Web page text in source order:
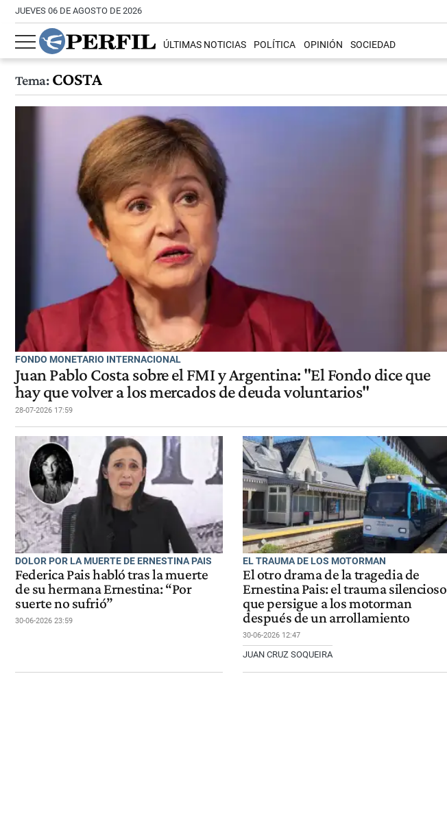
JUEVES 06 DE AGOSTO DE 2026
ÚLTIMAS NOTICIAS POLÍTICA OPINIÓN SOCIEDAD
Tema:COSTA
FONDO MONETARIO INTERNACIONAL
Juan Pablo Costa sobre el FMI y Argentina: "El Fondo dice que
hay que volver a los mercados de deuda voluntarios"
28-07-2026 17:59
DOLOR POR LA MUERTE DE ERNESTINA PAIS
Federica Pais habló tras la muerte
de su hermana Ernestina: “Por
suerte no sufrió”
30-06-2026 23:59
EL TRAUMA DE LOS MOTORMAN
El otro drama de la tragedia de
Ernestina Pais: el trauma silencioso
que persigue a los motorman
después de un arrollamiento
30-06-2026 12:47
JUAN CRUZ SOQUEIRA